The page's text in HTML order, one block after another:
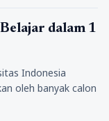
dalam 1
Indonesia
oleh banyak calon